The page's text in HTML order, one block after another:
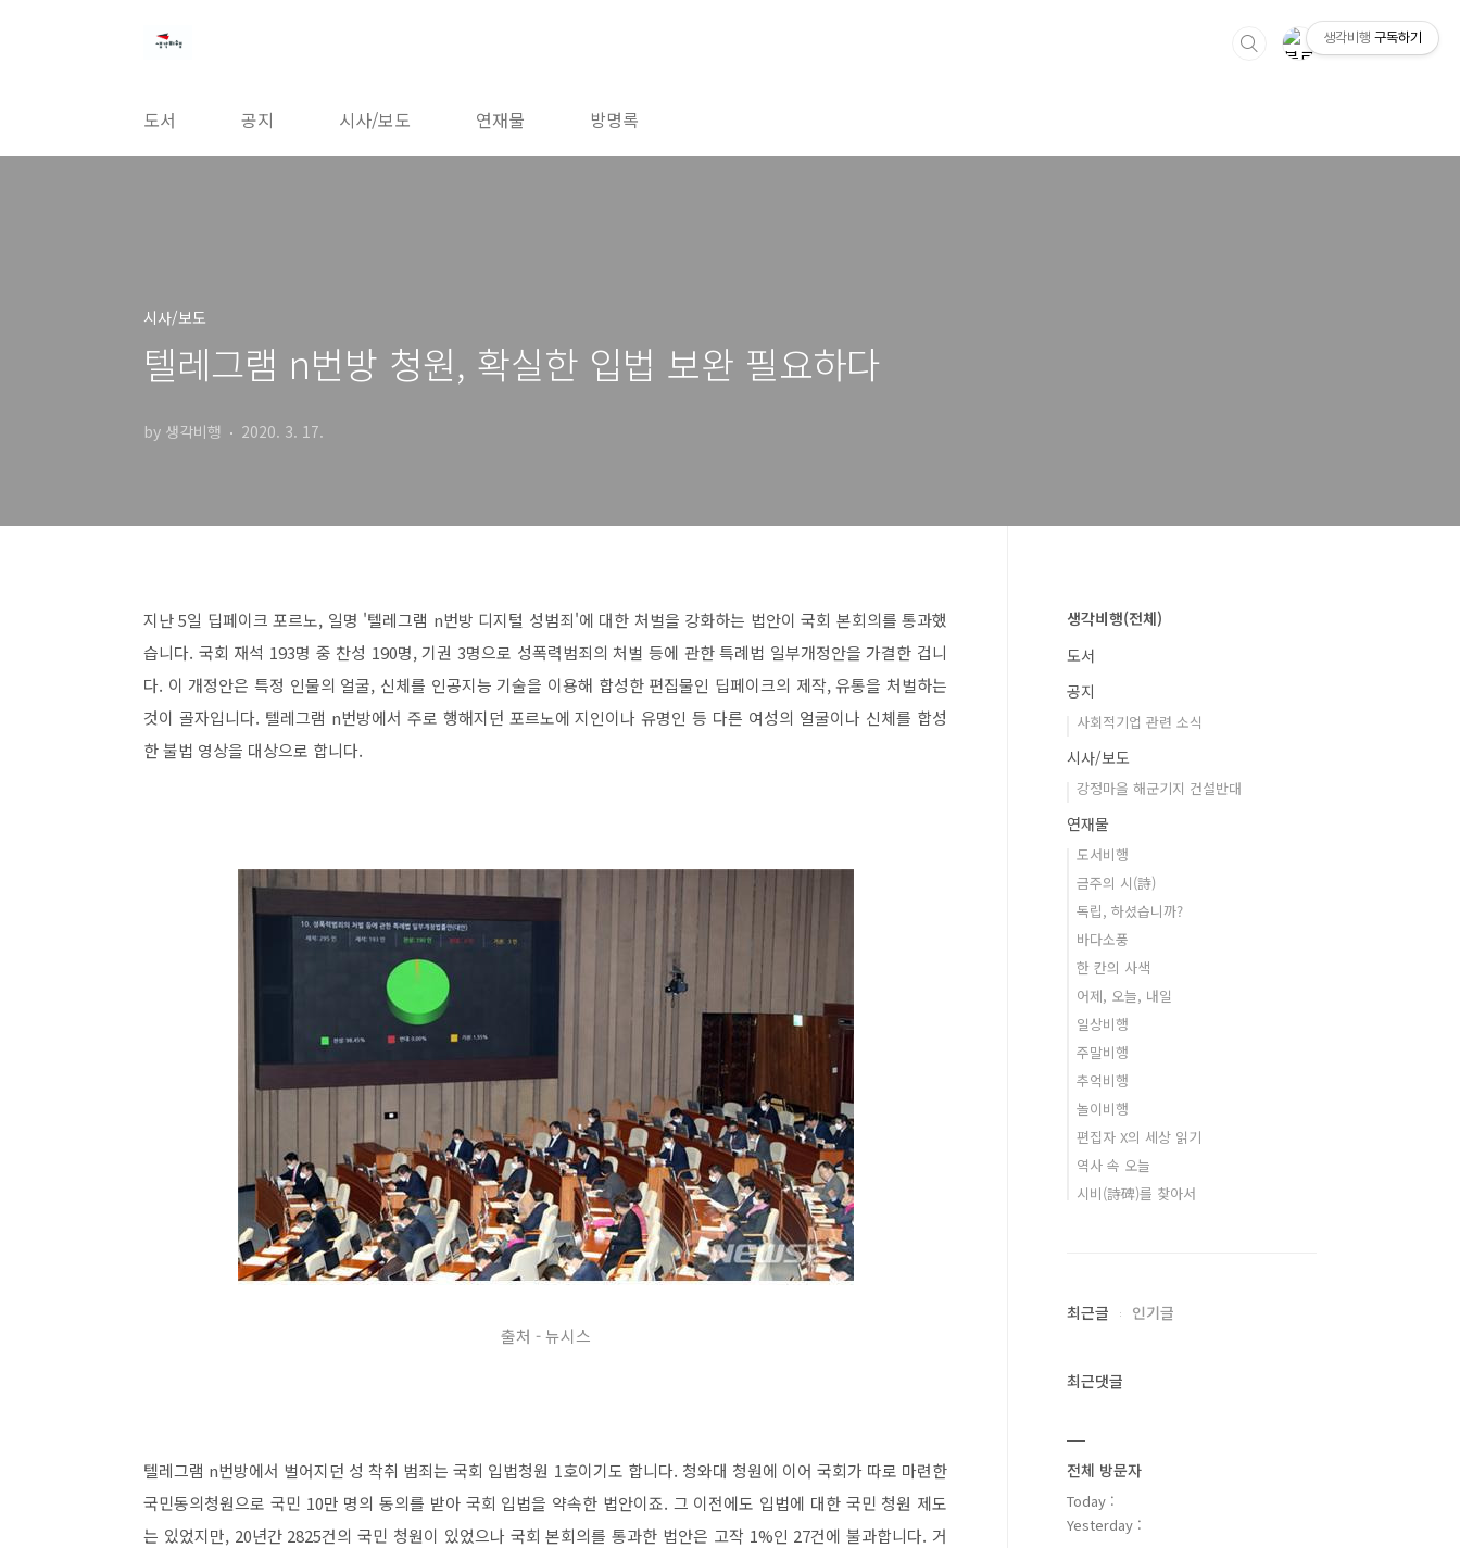
도서 공지 시사/보도 연재물 방명록
시사/보도
텔레그램 n번방 청원, 확실한 입법 보완 필요하다
by 생각비행 2020. 3. 17.
지난 5일 딥페이크 포르노, 일명 '텔레그램 n번방 디지털 성범죄'에 대한 처벌을 강화하는 법안이 국회 본회의를 통과했
습니다. 국회 재석 193명 중 찬성 190명, 기권 3명으로 성폭력범죄의 처벌 등에 관한 특례법 일부개정안을 가결한 겁니
다. 이 개정안은 특정 인물의 얼굴, 신체를 인공지능 기술을 이용해 합성한 편집물인 딥페이크의 제작, 유통을 처벌하는
것이 골자입니다. 텔레그램 n번방에서 주로 행해지던 포르노에 지인이나 유명인 등 다른 여성의 얼굴이나 신체를 합성
한 불법 영상을 대상으로 합니다.
출처 - 뉴시스
텔레그램 n번방에서 벌어지던 성 착취 범죄는 국회 입법청원 1호이기도 합니다. 청와대 청원에 이어 국회가 따로 마련한
국민동의청원으로 국민 10만 명의 동의를 받아 국회 입법을 약속한 법안이죠. 그 이전에도 입법에 대한 국민 청원 제도
는 있었지만, 20년간 2825건의 국민 청원이 있었으나 국회 본회의를 통과한 법안은 고작 1%인 27건에 불과합니다. 거
생각비행(전체)
도서
공지
사회적기업 관련 소식
시사/보도
강정마을 해군기지 건설반대
연재물
도서비행
금주의 시(詩)
독립, 하셨습니까?
바다소풍
한 칸의 사색
어제, 오늘, 내일
일상비행
주말비행
추억비행
놀이비행
편집자 X의 세상 읽기
역사 속 오늘
시비(詩碑)를 찾아서
최근글 인기글
최근댓글
전체 방문자
Today :
Yesterday :
생각비행 구독하기